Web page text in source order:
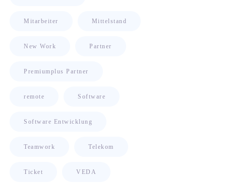
Mitarbeiter Mittelstand
New Work Partner
Premiumplus Partner
remote Software
Software Entwicklung
Teamwork Telekom
Ticket VEDA